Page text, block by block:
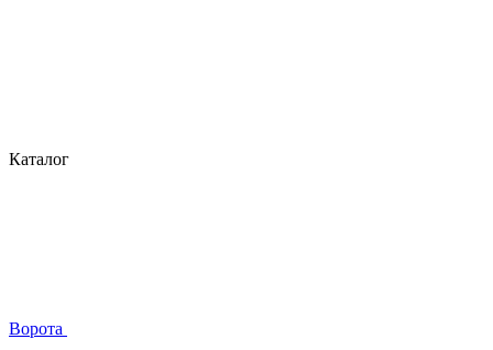
Каталог
Ворота